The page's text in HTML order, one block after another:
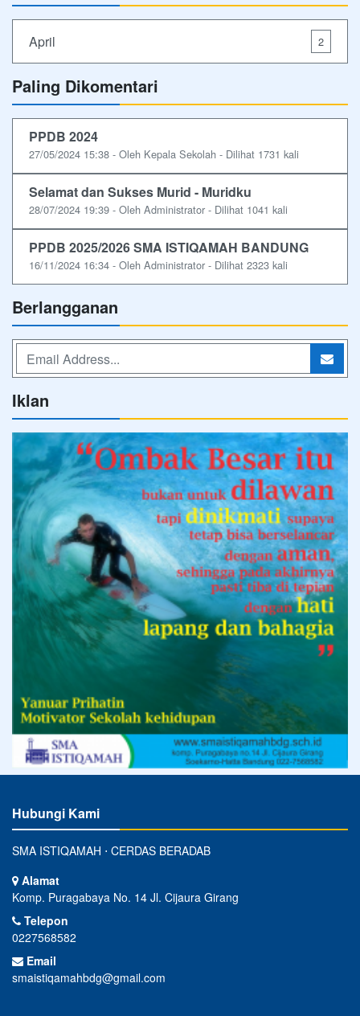
April 2
Paling Dikomentari
PPDB 2024
27/05/2024 15:38 - Oleh Kepala Sekolah - Dilihat 1731 kali
Selamat dan Sukses Murid - Muridku
28/07/2024 19:39 - Oleh Administrator - Dilihat 1041 kali
PPDB 2025/2026 SMA ISTIQAMAH BANDUNG
16/11/2024 16:34 - Oleh Administrator - Dilihat 2323 kali
Berlangganan
Iklan
Hubungi Kami
SMA ISTIQAMAH ⋅ CERDAS BERADAB
Alamat
Komp. Puragabaya No. 14 Jl. Cijaura Girang
Telepon
0227568582
Email
smaistiqamahbdg@gmail.com